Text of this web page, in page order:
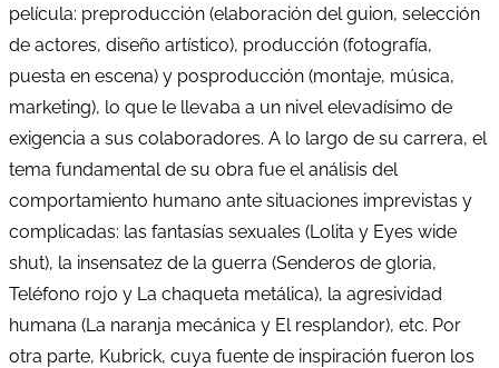
película: preproducción (elaboración del guion, selección
de actores, diseño artístico), producción (fotografía,
puesta en escena) y posproducción (montaje, música,
marketing), lo que le llevaba a un nivel elevadísimo de
exigencia a sus colaboradores. A lo largo de su carrera, el
tema fundamental de su obra fue el análisis del
comportamiento humano ante situaciones imprevistas y
complicadas: las fantasías sexuales (Lolita y Eyes wide
shut), la insensatez de la guerra (Senderos de gloria,
Teléfono rojo y La chaqueta metálica), la agresividad
humana (La naranja mecánica y El resplandor), etc. Por
otra parte, Kubrick, cuya fuente de inspiración fueron los